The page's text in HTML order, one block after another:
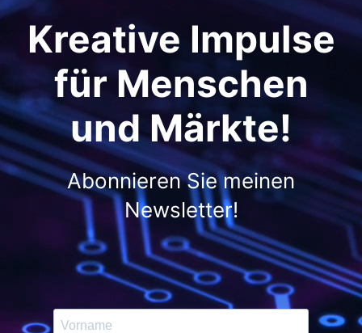
Kreative Impulse
für Menschen
und Märkte!
Abonnieren Sie meinen
Newsletter!